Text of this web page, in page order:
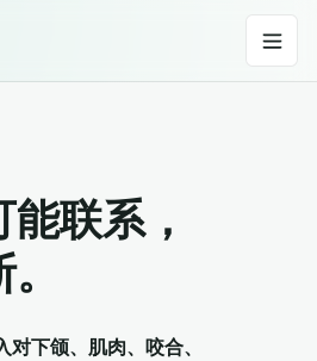
联系，
下颌、肌肉、咬合、